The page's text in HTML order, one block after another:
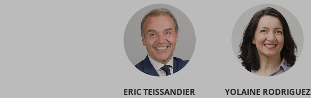
ERIC TEISSANDIER YOLAINE RODRIGUEZ